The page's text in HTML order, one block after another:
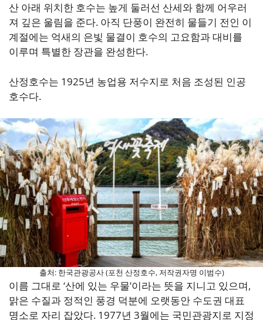
산 아래 위치한 호수는 높게 둘러선 산세와 함께 어우러
져 깊은 울림을 준다. 아직 단풍이 완전히 물들기 전인 이
계절에는 억새의 은빛 물결이 호수의 고요함과 대비를
이루며 특별한 장관을 완성한다.
산정호수는 1925년 농업용 저수지로 처음 조성된 인공
호수다.
출처: 한국관광공사 (포천 산정호수, 저작권자명 이범수)
이름 그대로 ‘산에 있는 우물’이라는 뜻을 지니고 있으며,
맑은 수질과 정적인 풍경 덕분에 오랫동안 수도권 대표
명소로 자리 잡았다. 1977년 3월에는 국민관광지로 지정